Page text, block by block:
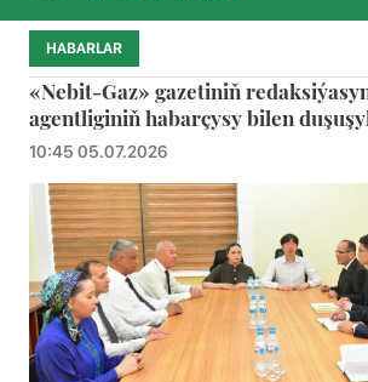
HABARLAR
«Nebit-Gaz» gazetiniň
agentliginiň habarçysy bilen
10:45 05.07.2026